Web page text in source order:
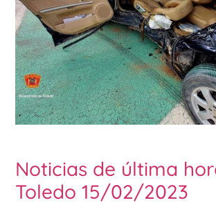
Noticias de última
Toledo 15/02/2023